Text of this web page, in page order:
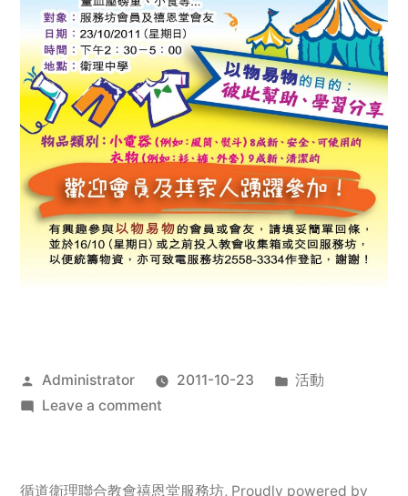
Posted
by
Administrator 2011-10-23
Posted
活動
Leave a commenton
服
循道衛理聯合教會禧恩堂服務坊, Proudly powered by